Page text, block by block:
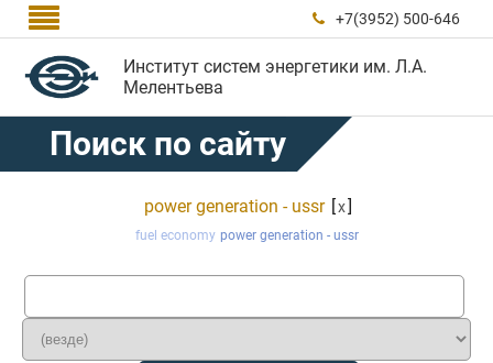
  +7(3952) 500-646
Институт систем энергетики им. Л.А.
Мелентьева
Поиск по сайту
power generation - ussr [x]
fuel economy power generation - ussr